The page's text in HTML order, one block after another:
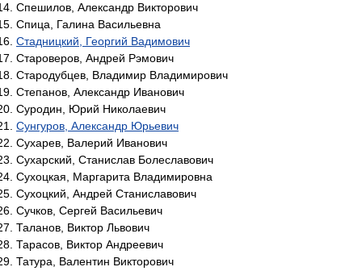
Спешилов, Александр Викторович
Спица, Галина Васильевна
Стадницкий, Георгий Вадимович
Староверов, Андрей Рэмович
Стародубцев, Владимир Владимирович
Степанов, Александр Иванович
Суродин, Юрий Николаевич
Сунгуров, Александр Юрьевич
Сухарев, Валерий Иванович
Сухарский, Станислав Болеславович
Сухоцкая, Маргарита Владимировна
Сухоцкий, Андрей Станиславович
Сучков, Сергей Васильевич
Таланов, Виктор Львович
Тарасов, Виктор Андреевич
Татура, Валентин Викторович